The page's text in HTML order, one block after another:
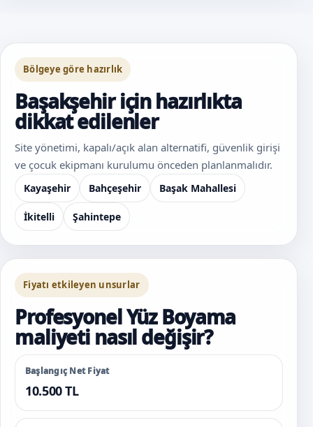
Bölgeye göre hazırlık
Başakşehir için hazırlıkta
dikkat edilenler
Site yönetimi, kapalı/açık alan alternatifi, güvenlik girişi
ve çocuk ekipmanı kurulumu önceden planlanmalıdır.
Kayaşehir Bahçeşehir Başak Mahallesi
İkitelli Şahintepe
Fiyatı etkileyen unsurlar
Profesyonel Yüz Boyama
maliyeti nasıl değişir?
Başlangıç Net Fiyat
10.500 TL